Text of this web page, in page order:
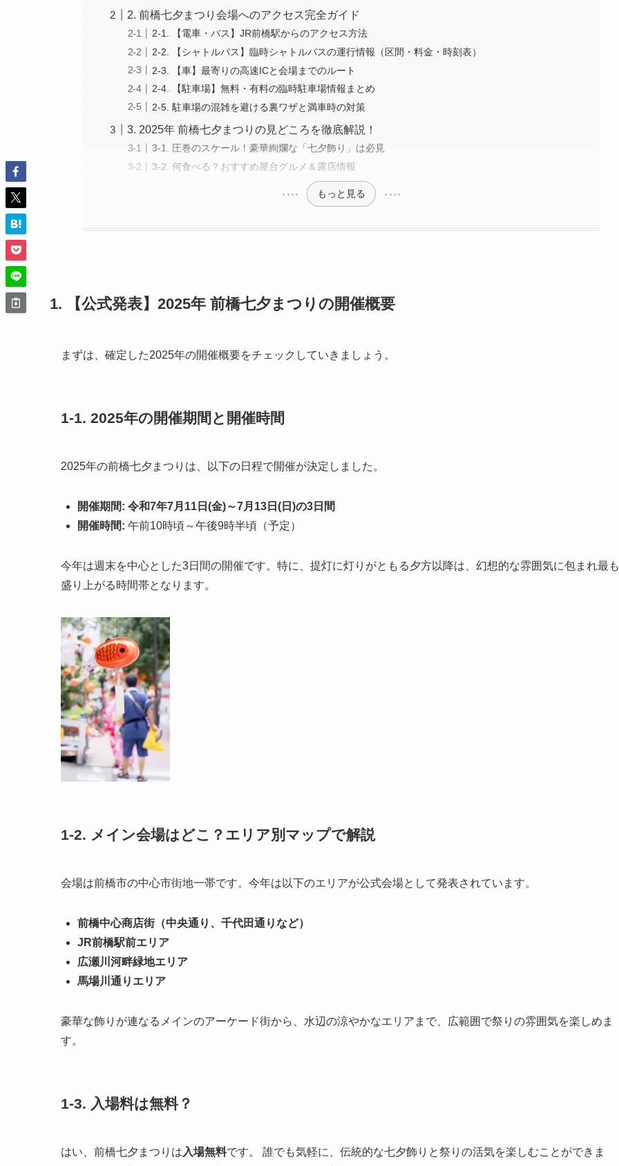
2. 前橋七夕まつり会場へのアクセス完全ガイド
2-1. 【電車・バス】JR前橋駅からのアクセス方法
2-2. 【シャトルバス】臨時シャトルバスの運行情報（区間・料金・時刻表）
2-3. 【車】最寄りの高速ICと会場までのルート
2-4. 【駐車場】無料・有料の臨時駐車場情報まとめ
2-5. 駐車場の混雑を避ける裏ワザと満車時の対策
3. 2025年 前橋七夕まつりの見どころを徹底解説！
3-1. 圧巻のスケール！豪華絢爛な「七夕飾り」は必見
3-2. 何食べる？おすすめ屋台グルメ＆露店情報
もっと見る
1. 【公式発表】2025年 前橋七夕まつりの開催概要
まずは、確定した2025年の開催概要をチェックしていきましょう。
1-1. 2025年の開催期間と開催時間
2025年の前橋七夕まつりは、以下の日程で開催が決定しました。
開催期間: 令和7年7月11日(金)～7月13日(日)の3日間
開催時間: 午前10時頃～午後9時半頃（予定）
今年は週末を中心とした3日間の開催です。特に、提灯に灯りがともる夕方以降は、幻想的な雰囲気に包まれ最も
盛り上がる時間帯となります。
1-2. メイン会場はどこ？エリア別マップで解説
会場は前橋市の中心市街地一帯です。今年は以下のエリアが公式会場として発表されています。
前橋中心商店街（中央通り、千代田通りなど）
JR前橋駅前エリア
広瀬川河畔緑地エリア
馬場川通りエリア
豪華な飾りが連なるメインのアーケード街から、水辺の涼やかなエリアまで、広範囲で祭りの雰囲気を楽しめま
す。
1-3. 入場料は無料？
はい、前橋七夕まつりは 入場無料です。 誰でも気軽に、伝統的な七夕飾りと祭りの活気を楽しむことができま